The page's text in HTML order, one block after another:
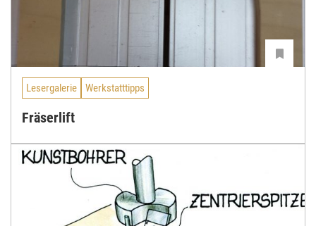
Lesergalerie Werkstatttipps
Fräserlift